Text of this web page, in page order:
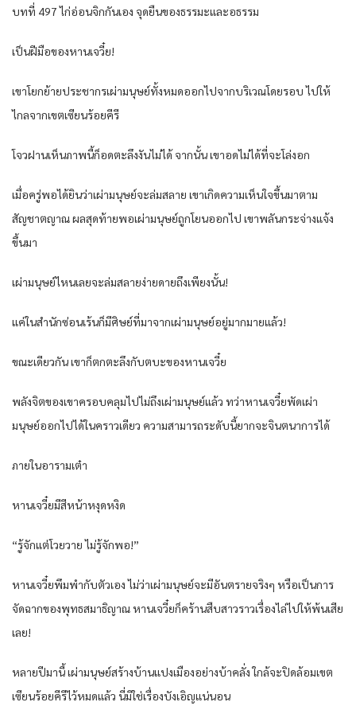
บทที่ 497 ไก่อ่อนจิกกันเอง จุดยืนของธรรมะและอธรรม
เป็นฝีมือของหานเจวี๋ย!
เขาโยกย้ายประชากรเผ่ามนุษย์ทั้งหมดออกไปจากบริเวณโดยรอบ ไปให้
ไกลจากเขตเซียนร้อยคีรี
โจวฝานเห็นภาพนี้ก็อดตะลึงงันไม่ได้ จากนั้น เขาอดไม่ได้ที่จะโล่งอก
เมื่อครู่พอได้ยินว่าเผ่ามนุษย์จะล่มสลาย เขาเกิดความเห็นใจขึ้นมาตาม
สัญชาตญาณ ผลสุดท้ายพอเผ่ามนุษย์ถูกโยนออกไป เขาพลันกระจ่างแจ้ง
ขึ้นมา
เผ่ามนุษย์ไหนเลยจะล่มสลายง่ายดายถึงเพียงนั้น!
แค่ในสำนักซ่อนเร้นก็มีศิษย์ที่มาจากเผ่ามนุษย์อยู่มากมายแล้ว!
ขณะเดียวกัน เขาก็ตกตะลึงกับตบะของหานเจวี๋ย
พลังจิตของเขาครอบคลุมไปไม่ถึงเผ่ามนุษย์แล้ว ทว่าหานเจวี๋ยพัดเผ่า
มนุษย์ออกไปได้ในคราวเดียว ความสามารถระดับนี้ยากจะจินตนาการได้
ภายในอารามเต๋า
หานเจวี๋ยมีสีหน้าหงุดหงิด
“รู้จักแต่โวยวาย ไม่รู้จักพอ!”
หานเจวี๋ยพึมพำกับตัวเอง ไม่ว่าเผ่ามนุษย์จะมีอันตรายจริงๆ หรือเป็นการ
จัดฉากของพุทธสมาธิญาณ หานเจวี๋ยก็คร้านสืบสาวราวเรื่องไล่ไปให้พ้นเสีย
เลย!
หลายปีมานี้ เผ่ามนุษย์สร้างบ้านแปงเมืองอย่างบ้าคลั่ง ใกล้จะปิดล้อมเขต
เซียนร้อยคีรีไว้หมดแล้ว นี่มิใช่เรื่องบังเอิญแน่นอน